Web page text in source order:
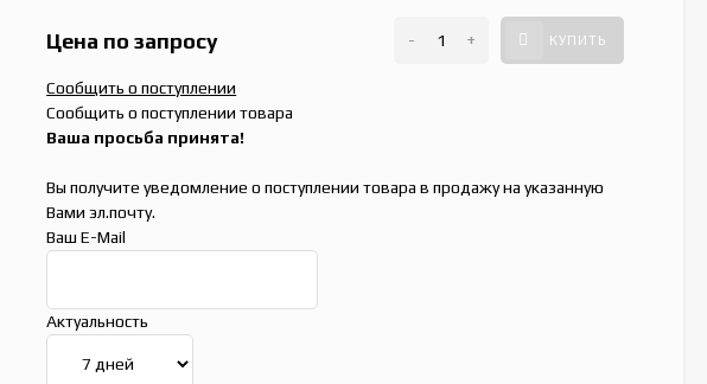
Цена по запросу - + КУПИТЬ
Сообщить о поступлении
Сообщить о поступлении товара
Ваша просьба принята!
Вы получите уведомление о поступлении товара в продажу на указанную
Вами эл.почту.
Ваш E-Mail
Актуальность